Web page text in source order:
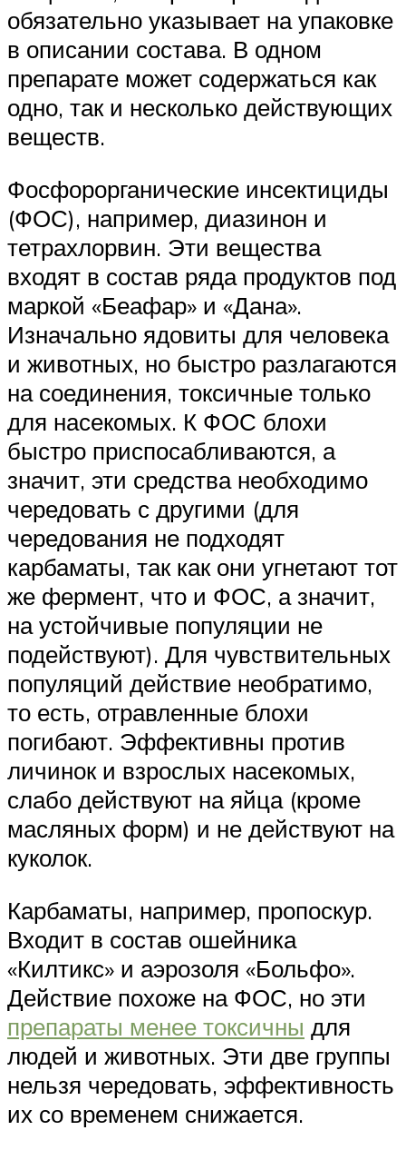
обязательно указывает на упаковке
в описании состава. В одном
препарате может содержаться как
одно, так и несколько действующих
веществ.
Фосфорорганические инсектициды
(ФОС), например, диазинон и
тетрахлорвин. Эти вещества
входят в состав ряда продуктов под
маркой «Беафар» и «Дана».
Изначально ядовиты для человека
и животных, но быстро разлагаются
на соединения, токсичные только
для насекомых. К ФОС блохи
быстро приспосабливаются, а
значит, эти средства необходимо
чередовать с другими (для
чередования не подходят
карбаматы, так как они угнетают тот
же фермент, что и ФОС, а значит,
на устойчивые популяции не
подействуют). Для чувствительных
популяций действие необратимо,
то есть, отравленные блохи
погибают. Эффективны против
личинок и взрослых насекомых,
слабо действуют на яйца (кроме
масляных форм) и не действуют на
куколок.
Карбаматы, например, пропоскур.
Входит в состав ошейника
«Килтикс» и аэрозоля «Больфо».
Действие похоже на ФОС, но эти
препараты менее токсичны для
людей и животных. Эти две группы
нельзя чередовать, эффективность
их со временем снижается.